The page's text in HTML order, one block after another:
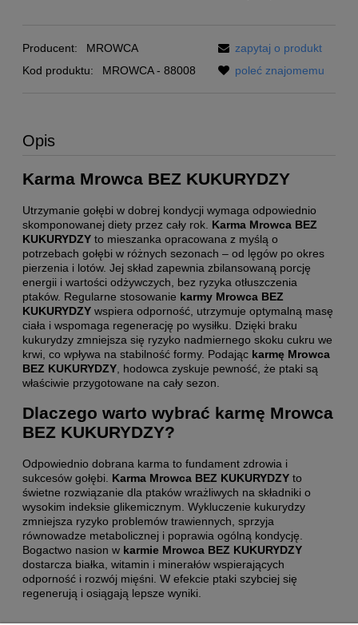
Producent:
MROWCA
Kod produktu:
MROWCA - 88008
zapytaj o produkt
poleć znajomemu
Opis
Karma Mrowca BEZ KUKURYDZY
Utrzymanie gołębi w dobrej kondycji wymaga odpowiednio
skomponowanej diety przez cały rok. Karma Mrowca BEZ
KUKURYDZY to mieszanka opracowana z myślą o
potrzebach gołębi w różnych sezonach – od lęgów po okres
pierzenia i lotów. Jej skład zapewnia zbilansowaną porcję
energii i wartości odżywczych, bez ryzyka otłuszczenia
ptaków. Regularne stosowanie karmy Mrowca BEZ
KUKURYDZY wspiera odporność, utrzymuje optymalną masę
ciała i wspomaga regenerację po wysiłku. Dzięki braku
kukurydzy zmniejsza się ryzyko nadmiernego skoku cukru we
krwi, co wpływa na stabilność formy. Podając karmę Mrowca
BEZ KUKURYDZY , hodowca zyskuje pewność, że ptaki są
właściwie przygotowane na cały sezon.
Dlaczego warto wybrać karmę Mrowca
BEZ KUKURYDZY?
Odpowiednio dobrana karma to fundament zdrowia i
sukcesów gołębi. Karma Mrowca BEZ KUKURYDZY to
świetne rozwiązanie dla ptaków wrażliwych na składniki o
wysokim indeksie glikemicznym. Wykluczenie kukurydzy
zmniejsza ryzyko problemów trawiennych, sprzyja
równowadze metabolicznej i poprawia ogólną kondycję.
Bogactwo nasion w karmie Mrowca BEZ KUKURYDZY
dostarcza białka, witamin i minerałów wspierających
odporność i rozwój mięśni. W efekcie ptaki szybciej się
regenerują i osiągają lepsze wyniki.